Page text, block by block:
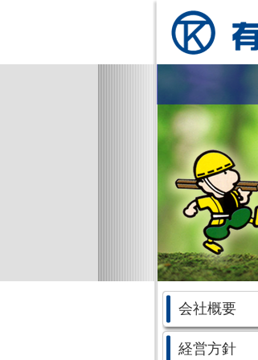
コンテンツへ移動
会社概要
経営方針